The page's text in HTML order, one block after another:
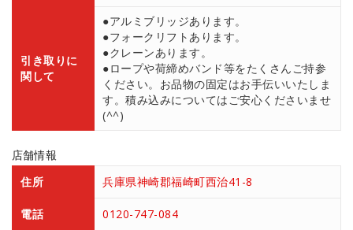
引き取りに
関して
●アルミブリッジあります。
●フォークリフトあります。
●クレーンあります。
●ロープや荷締めバンド等をたくさんご持参
ください。お品物の固定はお手伝いいたしま
す。積み込みについてはご安心くださいませ
(^^)
店舗情報
住所
兵庫県神崎郡福崎町西治41-8
電話 0120-747-084